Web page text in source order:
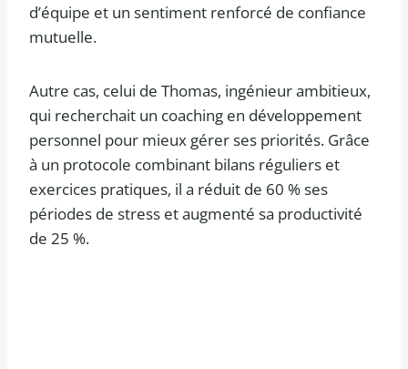
d’équipe et un sentiment renforcé de confiance
mutuelle.
Autre cas, celui de Thomas, ingénieur ambitieux,
qui recherchait un coaching en développement
personnel pour mieux gérer ses priorités. Grâce
à un protocole combinant bilans réguliers et
exercices pratiques, il a réduit de 60 % ses
périodes de stress et augmenté sa productivité
de 25 %.